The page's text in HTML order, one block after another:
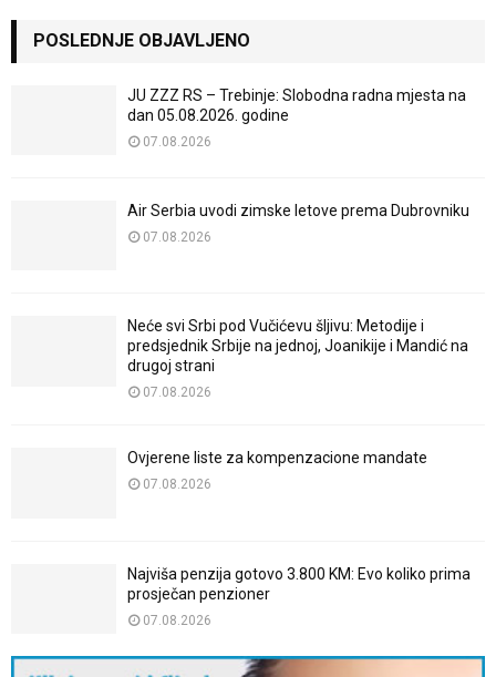
POSLEDNJE OBJAVLJENO
JU ZZZ RS – Trebinje: Slobodna radna mjesta na
dan 05.08.2026. godine
07.08.2026
Air Serbia uvodi zimske letove prema Dubrovniku
07.08.2026
Neće svi Srbi pod Vučićevu šljivu: Metodije i
predsjednik Srbije na jednoj, Joanikije i Mandić na
drugoj strani
07.08.2026
Ovjerene liste za kompenzacione mandate
07.08.2026
Najviša penzija gotovo 3.800 KM: Evo koliko prima
prosječan penzioner
07.08.2026